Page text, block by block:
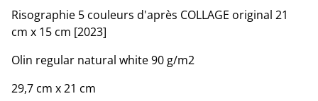
Risographie 5 couleurs d'après COLLAGE original 21
cm x 15 cm [2023]
Olin regular natural white 90 g/m2
29,7 cm x 21 cm